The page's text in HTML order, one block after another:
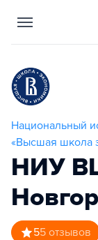
Национальный
«Высшая школа
НИУ
55 отзывов